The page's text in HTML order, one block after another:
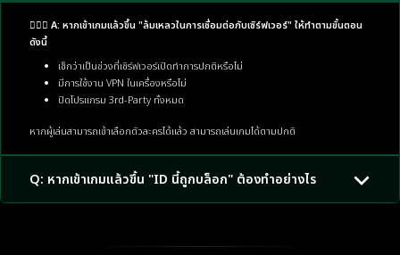
🙋🏼‍♂️ A: หากเข้าเกมแล้วขึ้น "ล้มเหลวในการเชื่อมต่อกับเซิร์ฟเวอร์" ให้ทำตามขั้นตอน
ดังนี้
เช็กว่าเป็นช่วงที่เซิร์ฟเวอร์เปิดทำการปกติหรือไม่
มีการใช้งาน VPN ในเครื่องหรือไม่
ปิดโปรแกรม 3rd-Party ทั้งหมด
หากผู้เล่นสามารถเข้าเลือกตัวละครได้แล้ว สามารถเล่นเกมได้ตามปกติ
Q: หากเข้าเกมแล้วขึ้น "ID นี้ถูกบล็อก" ต้องทำอย่างไร